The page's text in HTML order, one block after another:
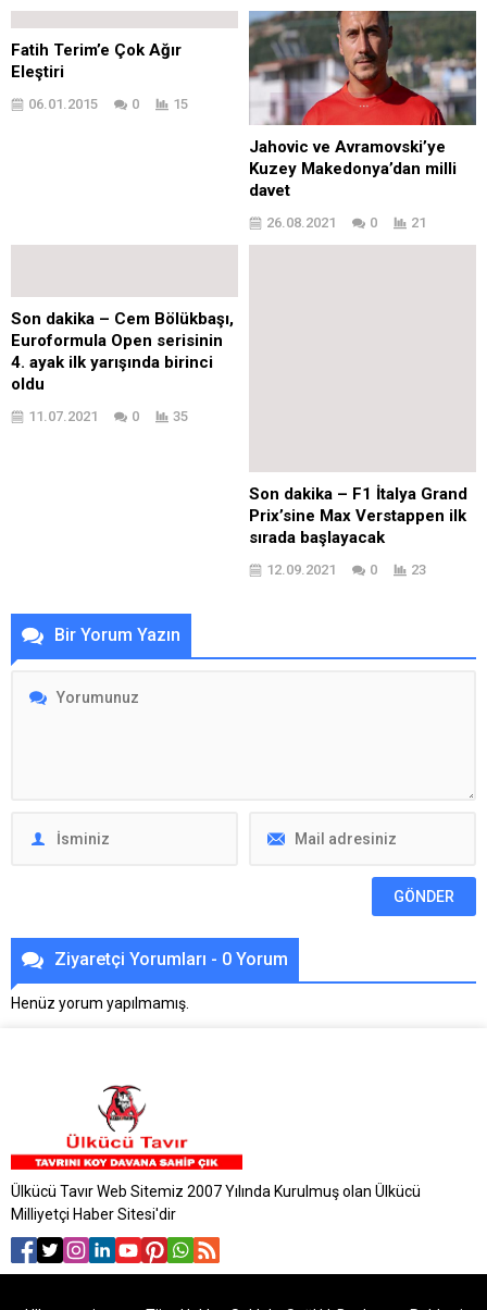
Fatih Terim’e Çok Ağır
Eleştiri
06.01.2015 0 15
Jahovic ve Avramovski’ye
Kuzey Makedonya’dan milli
davet
26.08.2021 0 21
Son dakika – Cem Bölükbaşı,
Euroformula Open serisinin
4. ayak ilk yarışında birinci
oldu
11.07.2021 0 35
Son dakika – F1 İtalya Grand
Prix’sine Max Verstappen ilk
sırada başlayacak
12.09.2021 0 23
Bir Yorum Yazın
Ziyaretçi Yorumları - 0 Yorum
Henüz yorum yapılmamış.
Ülkücü Tavır Web Sitemiz 2007 Yılında Kurulmuş olan Ülkücü
Milliyetçi Haber Sitesi'dir